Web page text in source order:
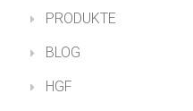
PRODUKTE
BLOG
HGF